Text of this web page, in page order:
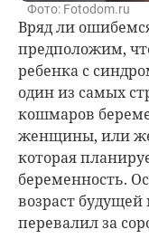
Фото: Fotodom.ru
Вряд ли
предположим,
ребенка с
один из самых
кошмаров
женщины, или
которая
беременность.
возраст
перевалил за